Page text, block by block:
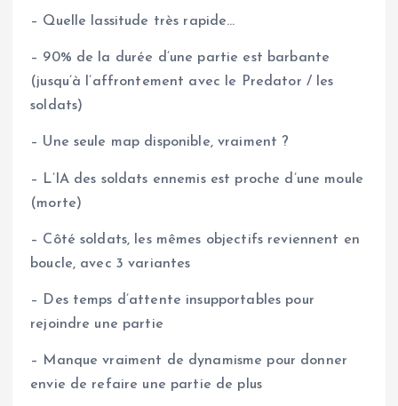
– Quelle lassitude très rapide…
– 90% de la durée d’une partie est barbante
(jusqu’à l’affrontement avec le Predator / les
soldats)
– Une seule map disponible, vraiment ?
– L’IA des soldats ennemis est proche d’une moule
(morte)
– Côté soldats, les mêmes objectifs reviennent en
boucle, avec 3 variantes
– Des temps d’attente insupportables pour
rejoindre une partie
– Manque vraiment de dynamisme pour donner
envie de refaire une partie de plus